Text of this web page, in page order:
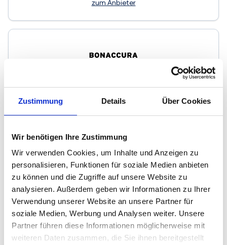
Zustimmung Details Über Cookies
Wir benötigen Ihre Zustimmung
Wir verwenden Cookies, um Inhalte und Anzeigen zu
personalisieren, Funktionen für soziale Medien anbieten
zu können und die Zugriffe auf unsere Website zu
analysieren. Außerdem geben wir Informationen zu Ihrer
Verwendung unserer Website an unsere Partner für
soziale Medien, Werbung und Analysen weiter. Unsere
Partner führen diese Informationen möglicherweise mit
weiteren Daten zusammen, die Sie ihnen bereitgestellt
zum Anbieter
53123Bonn
zum Anbieter